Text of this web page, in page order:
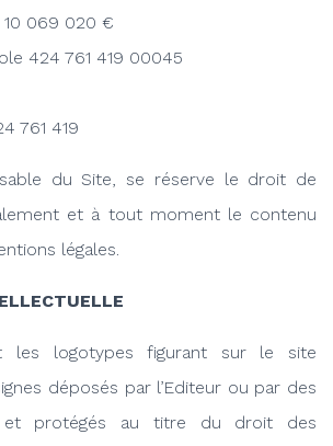
10 069 020 €
424 761 419 00045
761 419
du Site, se réserve le droit de
et à tout moment le contenu
légales.
les logotypes figurant sur le site
déposés par l’Editeur ou par des
et protégés au titre du droit des